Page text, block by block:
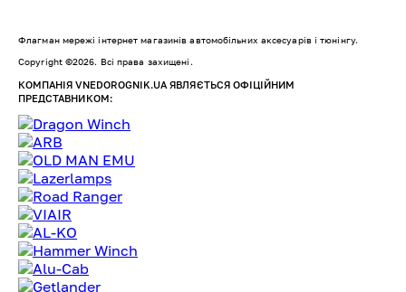
Флагман мережі інтернет магазинів автомобільних аксесуарів і тюнінгу.
Copyright ©2026. Всі права захищені.
КОМПАНІЯ VNEDOROGNIK.UA ЯВЛЯЄТЬСЯ ОФІЦІЙНИМ
ПРЕДСТАВНИКОМ: